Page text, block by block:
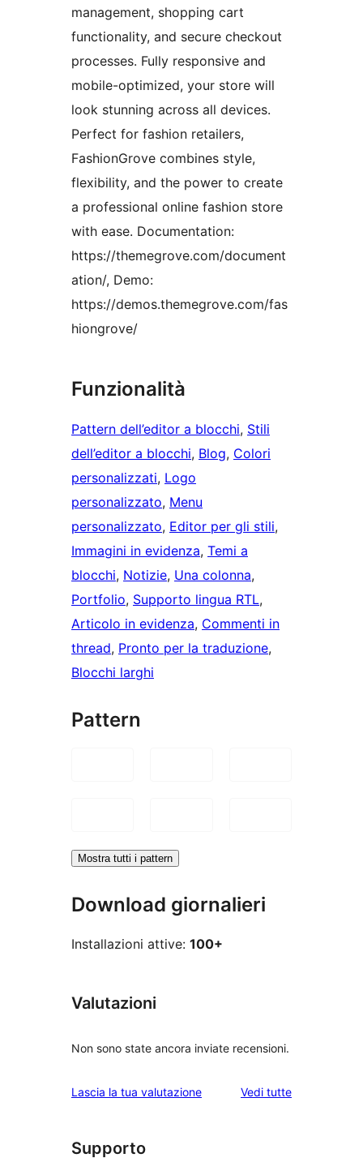
management, shopping cart
functionality, and secure checkout
processes. Fully responsive and
mobile-optimized, your store will
look stunning across all devices.
Perfect for fashion retailers,
FashionGrove combines style,
flexibility, and the power to create
a professional online fashion store
with ease. Documentation:
https://themegrove.com/document
ation/, Demo:
https://demos.themegrove.com/fas
hiongrove/
Funzionalità
Pattern dell’editor a blocchi, Stili
dell’editor a blocchi, Blog, Colori
personalizzati, Logo
personalizzato, Menu
personalizzato, Editor per gli stili
Immagini in evidenza, Temi a
blocchi, Notizie, Una colonna
Portfolio, Supporto lingua RTL
Articolo in evidenza, Commenti in
thread, Pronto per la traduzione
Blocchi larghi
Pattern
Mostra tutti i pattern
Download giornalieri
Installazioni attive: 100+
Valutazioni
Non sono state ancora inviate recensioni.
Lascia la tua valutazione Vedi tuttele
Supporto